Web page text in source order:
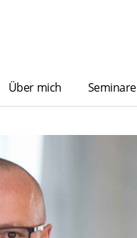
Über mich Seminare